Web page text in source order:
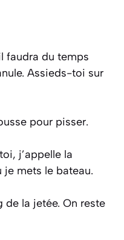
faudra du temps
Assieds-toi sur
pour pisser.
j’appelle la
mets le bateau.
de la jetée. On reste